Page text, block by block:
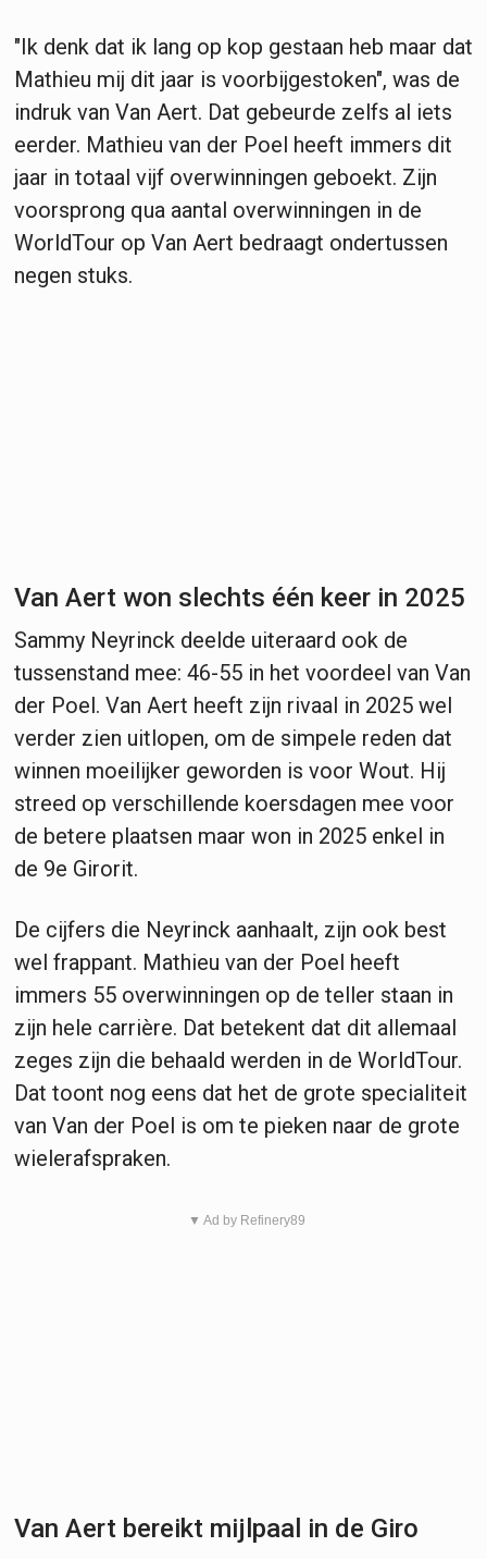
"Ik denk dat ik lang op kop gestaan heb maar dat
Mathieu mij dit jaar is voorbijgestoken", was de
indruk van Van Aert. Dat gebeurde zelfs al iets
eerder. Mathieu van der Poel heeft immers dit
jaar in totaal vijf overwinningen geboekt. Zijn
voorsprong qua aantal overwinningen in de
WorldTour op Van Aert bedraagt ondertussen
negen stuks.
Van Aert won slechts één keer in 2025
Sammy Neyrinck deelde uiteraard ook de
tussenstand mee: 46-55 in het voordeel van Van
der Poel. Van Aert heeft zijn rivaal in 2025 wel
verder zien uitlopen, om de simpele reden dat
winnen moeilijker geworden is voor Wout. Hij
streed op verschillende koersdagen mee voor
de betere plaatsen maar won in 2025 enkel in
de 9e Girorit.
De cijfers die Neyrinck aanhaalt, zijn ook best
wel frappant. Mathieu van der Poel heeft
immers 55 overwinningen op de teller staan in
zijn hele carrière. Dat betekent dat dit allemaal
zeges zijn die behaald werden in de WorldTour.
Dat toont nog eens dat het de grote specialiteit
van Van der Poel is om te pieken naar de grote
wielerafspraken.
▼ Ad by Refinery89
Van Aert bereikt mijlpaal in de Giro